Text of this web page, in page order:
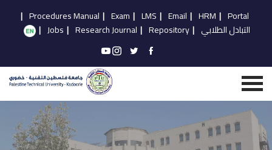
Portal
|
HRM
|
Email
|
LMS
|
Exam
|
Procedures Manual
|
التبادل الطلابي |
Repository
|
Research Journal
|
Jobs
|